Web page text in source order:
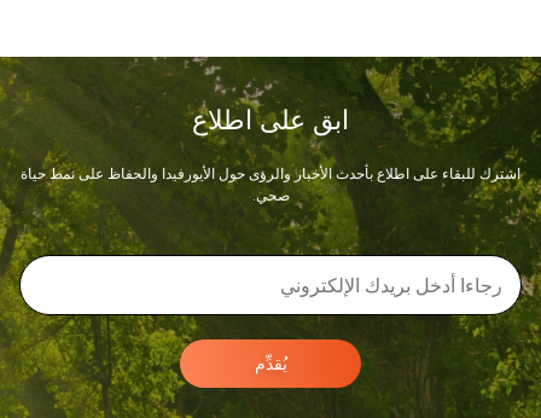
ابق على اطلاع
اشترك للبقاء على اطلاع بأحدث الأخبار والرؤى حول الأيورفيدا والحفاظ على نمط حياة
صحي.
يُقدِّم